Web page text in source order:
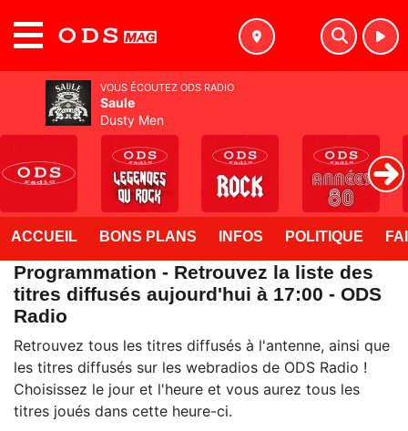
ACCUEIL BONS PLANS INFOS POLITIQUE
Programmation - Retrouvez la liste des
titres diffusés aujourd'hui à 17:00 - ODS
Radio
Retrouvez tous les titres diffusés à l'antenne, ainsi que
les titres diffusés sur les webradios de ODS Radio !
Choisissez le jour et l'heure et vous aurez tous les
titres joués dans cette heure-ci.
VOUS ÉCOUTEZ ODS RADIO
Saule
Dusty Men